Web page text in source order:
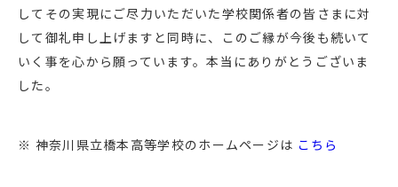
してその実現にご尽力いただいた学校関係者の皆さまに対
して御礼申し上げますと同時に、このご縁が今後も続いて
いく事を心から願っています。本当にありがとうございま
した。
※ 神奈川県立橋本高等学校のホームページは こちら